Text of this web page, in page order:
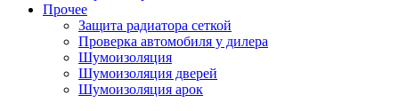
Прочее
Защита радиатора сеткой
Проверка автомобиля у дилера
Шумоизоляция
Шумоизоляция дверей
Шумоизоляция арок